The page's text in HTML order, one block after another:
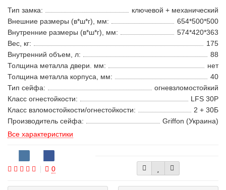
Тип замка:
ключевой + механический
Внешние размеры (в*ш*г), мм:
654*500*500
Внутренние размеры (в*ш*г), мм:
574*420*363
Вес, кг:
175
Внутренний объем, л:
88
Толщина металла двери. мм:
нет
Толщина металла корпуса, мм:
40
Тип сейфа:
огневзломостойкий
Класс огнестойкости:
LFS 30P
Класс взломостойкости/огнестойкости:
2 + 30Б
Производитель сейфа:
Griffon (Украина)
Все характеристики
0